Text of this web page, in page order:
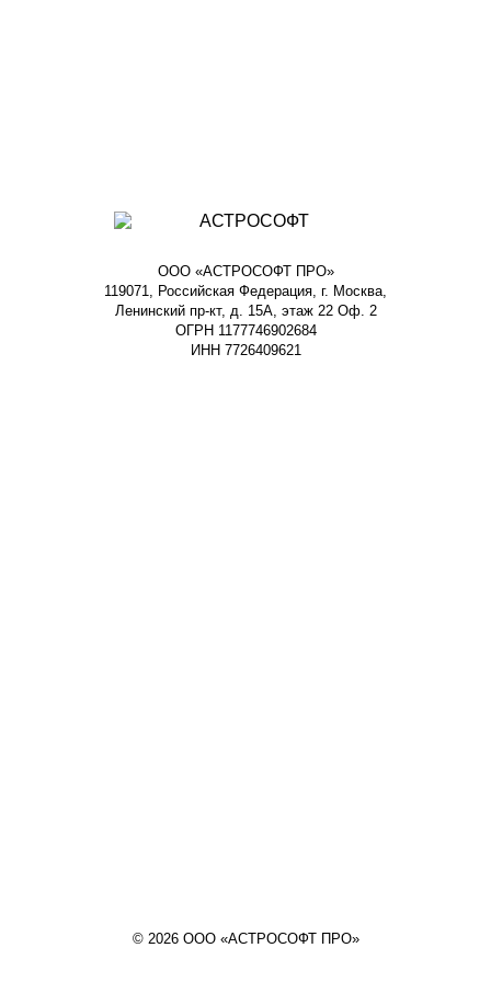
ООО «АСТРОСОФТ ПРО»
119071, Российская Федерация, г. Москва,
Ленинский пр-кт, д. 15А, этаж 22 Оф. 2
ОГРН 1177746902684
ИНН 7726409621
© 2026 ООО «АСТРОСОФТ ПРО»